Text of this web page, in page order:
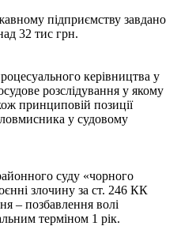
підприємству завдано
32 тис грн.
керівництва у
розслідування у якому
принциповій позиції
у судовому
суду «чорного
злочину за ст. 246 КК
– позбавлення волі
терміном 1 рік.